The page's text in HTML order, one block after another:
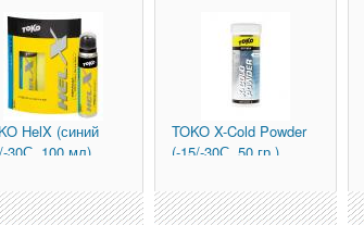
HelX (синий
30С, 100 мл)
TOKO X-Cold Powder
(-15/-30С, 50 гр.)